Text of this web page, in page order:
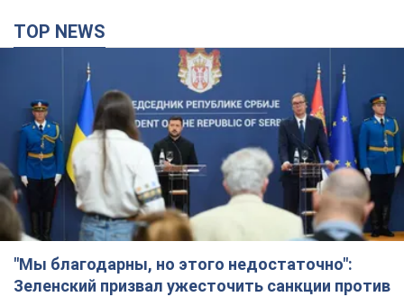
TOP NEWS
"Мы благодарны, но этого недостаточно":
Зеленский призвал ужесточить санкции против